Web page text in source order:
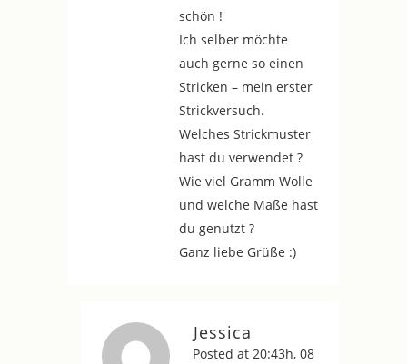
schön !
Ich selber möchte
auch gerne so einen
Stricken – mein erster
Strickversuch.
Welches Strickmuster
hast du verwendet ?
Wie viel Gramm Wolle
und welche Maße hast
du genutzt ?
Ganz liebe Grüße :)
Jessica
Posted at 20:43h, 08